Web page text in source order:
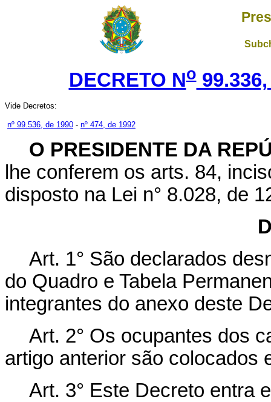
DECRETO No99.336,
Vide Decretos:
nº 99.536, de 1990 - nº 474, de 1992
O PRESIDENTE DA
lhe conferem os arts. 84,
disposto na Lei n° 8.028, de
Art. 1° São declarados
do Quadro e Tabela
integrantes do anexo deste
Art. 2° Os ocupantes dos
artigo anterior são colocados
Art. 3° Este Decreto entra